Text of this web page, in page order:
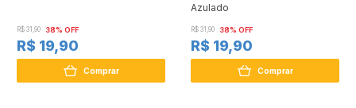
R$ 31,90 38% OFF
R$ 19,90
Comprar
Azulado
R$ 31,90 38% OFF
R$ 19,90
Comprar